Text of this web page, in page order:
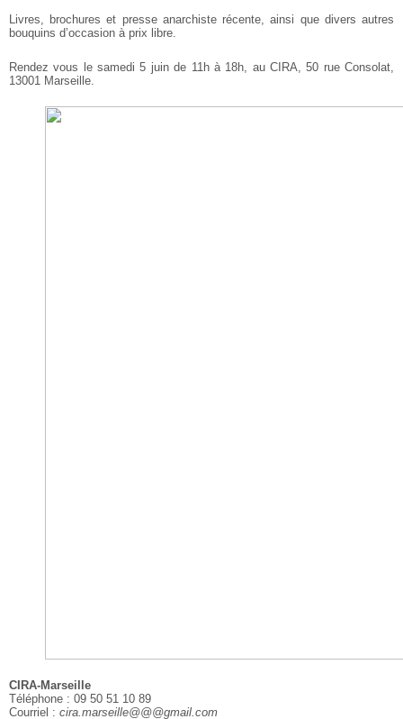
Livres, brochures et presse anarchiste récente, ainsi que divers autres
bouquins d’occasion à prix libre.
Rendez vous le samedi 5 juin de 11h à 18h, au CIRA, 50 rue Consolat,
13001 Marseille.
CIRA-Marseille
Téléphone : 09 50 51 10 89
Courriel : cira.marseille@@@gmail.com